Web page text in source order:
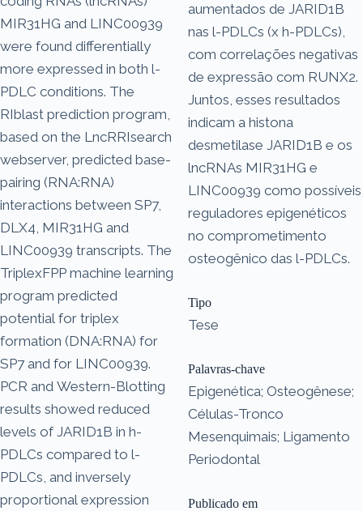
MIR31HG and LINC00939
were found differentially
more expressed in both l-
PDLC conditions. The
RIblast prediction program,
based on the LncRRIsearch
webserver, predicted base-
pairing (RNA:RNA)
interactions between SP7,
DLX4, MIR31HG and
LINC00939 transcripts. The
TriplexFPP machine learning
program predicted
potential for triplex
formation (DNA:RNA) for
SP7 and for LINC00939.
PCR and Western-Blotting
results showed reduced
levels of JARID1B in h-
PDLCs compared to l-
PDLCs, and inversely
proportional expression
aumentados de JARID1B
nas l-PDLCs (x h-PDLCs),
com correlações negativas
de expressão com RUNX2.
Juntos, esses resultados
indicam a histona
desmetilase JARID1B e os
lncRNAs MIR31HG e
LINC00939 como possíveis
reguladores epigenéticos
no comprometimento
osteogênico das l-PDLCs.
Tipo
Tese
Palavras-chave
Epigenética; Osteogênese;
Células-Tronco
Mesenquimais; Ligamento
Periodontal
Publicado em